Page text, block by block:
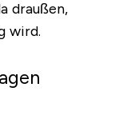
draußen,
wird.